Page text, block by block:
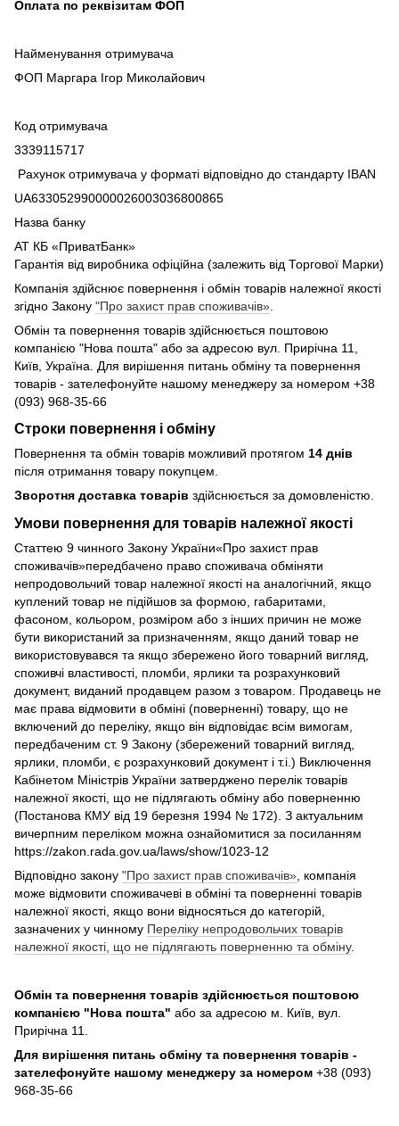
Оплата по реквізитам ФОП
Найменування отримувача
ФОП Маргара Ігор Миколайович
Код отримувача
3339115717
Рахунок отримувача у форматі відповідно до стандарту IBAN
UA633052990000026003036800865
Назва банку
АТ КБ «ПриватБанк»
Гарантія від виробника офіційна (залежить від Торгової Марки)
Компанія здійснює повернення і обмін товарів належної якості
згідно Закону "Про захист прав споживачів»
Обмін та повернення товарів здійснюється поштовою
компанією "Нова пошта" або за адресою вул. Прирічна 11,
Київ, Україна. Для вирішення питань обміну та повернення
товарів - зателефонуйте нашому менеджеру за номером +38
(093) 968-35-66
Строки повернення і обміну
Повернення та обмін товарів можливий протягом 14 днів
після отримання товару покупцем.
Зворотня доставка товарів здійснюється за домовленістю.
Умови повернення для товарів належної якості
Статтею 9 чинного Закону України«Про захист прав
споживачів»передбачено право споживача обміняти
непродовольчий товар належної якості на аналогічний, якщо
куплений товар не підійшов за формою, габаритами,
фасоном, кольором, розміром або з інших причин не може
бути використаний за призначенням, якщо даний товар не
використовувався та якщо збережено його товарний вигляд,
споживчі властивості, пломби, ярлики та розрахунковий
документ, виданий продавцем разом з товаром. Продавець не
має права відмовити в обміні (поверненні) товару, що не
включений до переліку, якщо він відповідає всім вимогам,
передбаченим ст. 9 Закону (збережений товарний вигляд,
ярлики, пломби, є розрахунковий документ і т.і.) Виключення
Кабінетом Міністрів України затверджено перелік товарів
належної якості, що не підлягають обміну або поверненню
(Постанова КМУ від 19 березня 1994 № 172). З актуальним
вичерпним переліком можна ознайомитися за посиланням
https://zakon.rada.gov.ua/laws/show/1023-12
Відповідно закону "Про захист прав споживачів» , компанія
може відмовити споживачеві в обміні та поверненні товарів
належної якості, якщо вони відносяться до категорій,
зазначених у чинному Переліку непродовольчих товарів
належної якості, що не підлягають поверненню та обміну.
Обмін та повернення товарів здійснюється поштовою
компанією "Нова пошта" або за адресою м. Київ, вул.
Прирічна 11.
Для вирішення питань обміну та повернення товарів -
зателефонуйте нашому менеджеру за номером +38 (093)
968-35-66